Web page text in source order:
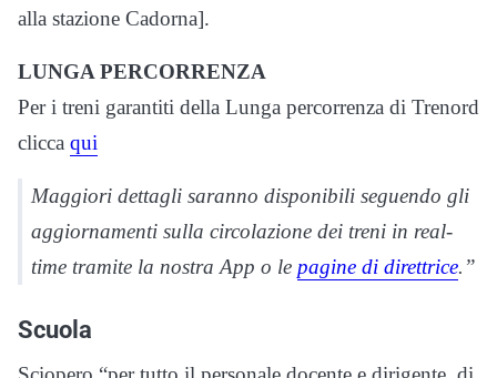
alla stazione Cadorna].
LUNGA PERCORRENZA
Per i treni garantiti della Lunga percorrenza di Trenord
clicca qui
Maggiori dettagli saranno disponibili seguendo gli
aggiornamenti sulla circolazione dei treni in real-
time tramite la nostra App o le pagine di direttrice.”
Scuola